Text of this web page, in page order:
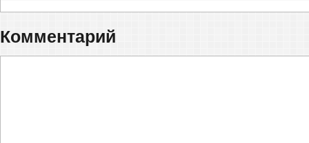
Комментарий